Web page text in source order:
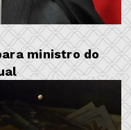
ministro do